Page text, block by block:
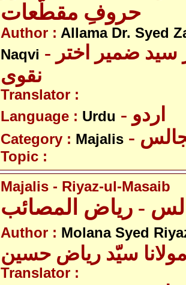
حروفِ مقطّعات
Author : Allama Dr. Syed
Naqvi - علامہ ڈاکٹر سید ضمیر اختر
نقوی
Translator :
Language : Urdu - اردو
Category : Majalis
Topic :
Majalis - Riyaz-ul-Masaib
Author : Molana Syed
سیّد ریاض حسین
Translator :